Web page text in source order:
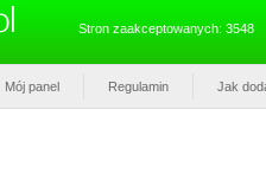
Stron zaakceptowanych: 3548
Mój panel Regulamin Jak